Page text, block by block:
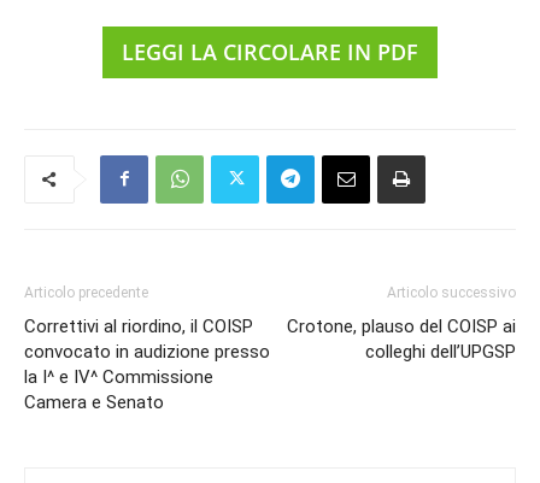
LEGGI LA CIRCOLARE IN PDF
Articolo precedente
Correttivi al riordino, il COISP
convocato in audizione presso
la I^ e IV^ Commissione
Camera e Senato
Articolo successivo
Crotone, plauso del COISP ai
colleghi dell’UPGSP